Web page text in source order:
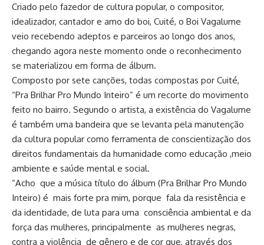
Criado pelo fazedor de cultura popular, o compositor,
idealizador, cantador e amo do boi, Cuité, o Boi Vagalume
veio recebendo adeptos e parceiros ao longo dos anos,
chegando agora neste momento onde o reconhecimento
se materializou em forma de álbum.
Composto por sete canções, todas compostas por Cuité,
“Pra Brilhar Pro Mundo Inteiro” é um recorte do movimento
feito no bairro. Segundo o artista, a existência do Vagalume
é também uma bandeira que se levanta pela manutenção
da cultura popular como ferramenta de conscientização dos
direitos fundamentais da humanidade como educação ,meio
ambiente e saúde mental e social.
“Acho que a música título do álbum (Pra Brilhar Pro Mundo
Inteiro) é mais forte pra mim, porque fala da resistência e
da identidade, de luta para uma consciência ambiental e da
força das mulheres, principalmente as mulheres negras,
contra a violência de gênero e de cor que, através dos